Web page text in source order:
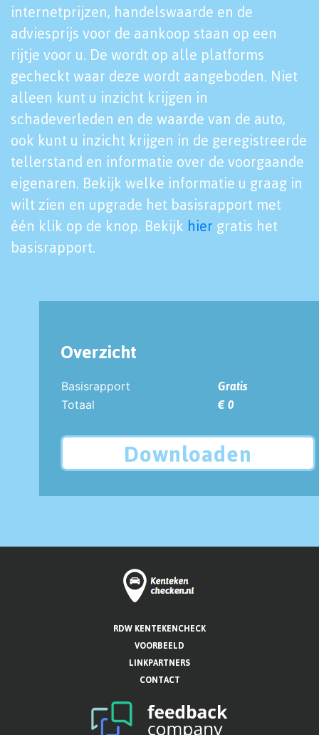
internetprijzen, handelswaarde en de
adviesprijs voor de aankoop staan op een
rijtje voor u. De wordt op alle platforms
gecheckt waar deze wordt aangeboden. Niet
alleen kunt u inzicht krijgen in
schadeverleden en de waarde van de auto,
ook kunt u inzicht krijgen in de geregistreerde
tellerstand en informatie over de voorgaande
eigenaren. Bekijk welke informatie u graag in
wilt zien en upgrade het basisrapport met
één klik op de knop. Bekijk hier gratis het
basisrapport.
Overzicht
Basisrapport
Gratis
Totaal
€ 0
Downloaden
RDW KENTEKENCHECK
VOORBEELD
LINKPARTNERS
CONTACT